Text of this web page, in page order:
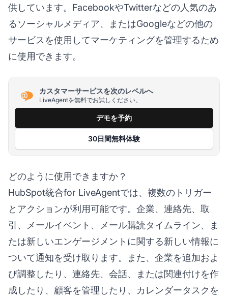
供しています。FacebookやTwitterなどの人気のあ
るソーシャルメディア、またはGoogleなどの他の
サービスを使用してマーケティングを管理するため
に使用できます。
カスタマーサービスを次のレベルへ
LiveAgentを無料でお試しください。
デモを予約
30日間無料体験
どのように使用できますか？
HubSpot統合for LiveAgentでは、複数のトリガー
とアクションが利用可能です。企業、連絡先、取
引、メールイベント、メール購読タイムライン、ま
たは新しいエンゲージメントに関する新しい情報に
ついて通知を受け取ります。また、企業を追加およ
び調整したり、連絡先、会話、または関連付けを作
成したり、顧客を管理したり、カレンダータスクを